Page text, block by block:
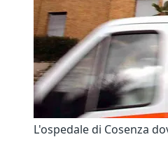
L'ospedale di Cosenza